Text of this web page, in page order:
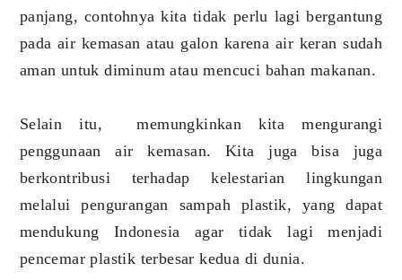
panjang, contohnya kita tidak perlu lagi bergantung
pada air kemasan atau galon karena air keran sudah
aman untuk diminum atau mencuci bahan makanan.
Selain itu, memungkinkan kita mengurangi
penggunaan air kemasan. Kita juga bisa juga
berkontribusi terhadap kelestarian lingkungan
melalui pengurangan sampah plastik, yang dapat
mendukung Indonesia agar tidak lagi menjadi
pencemar plastik terbesar kedua di dunia.